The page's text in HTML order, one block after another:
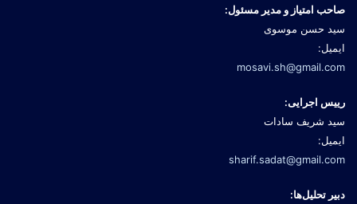
صاحب امتیاز و مدیر مسئول:
سید حسن موسوی
ایمیل:
mosavi.sh@gmail.com
رییس اجرایی:
سید شریف سادات
ایمیل:
sharif.sadat@gmail.com
دبیر تحلیل‌ها: